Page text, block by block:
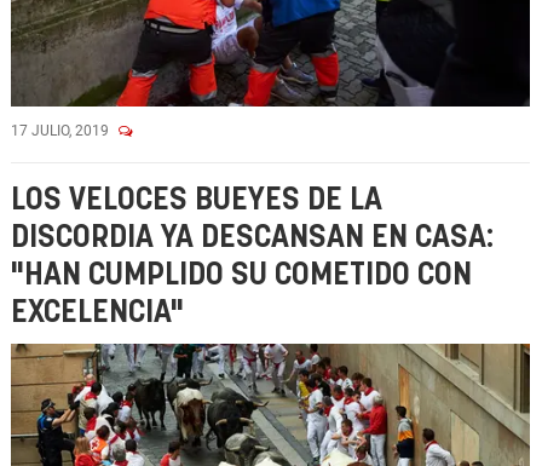
17 JULIO, 2019
LOS VELOCES BUEYES DE LA
DISCORDIA YA DESCANSAN EN CASA:
"HAN CUMPLIDO SU COMETIDO CON
EXCELENCIA"